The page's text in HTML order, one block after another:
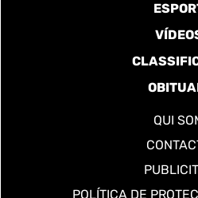
QUI
POLÍTICA DE